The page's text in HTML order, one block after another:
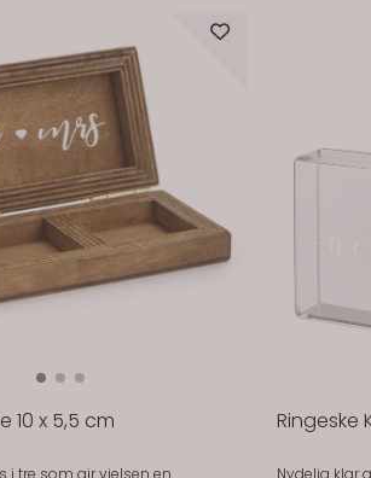
10 x 5,5 cm
i tre som gir vielsen en
Ringeske
Nydelig klar